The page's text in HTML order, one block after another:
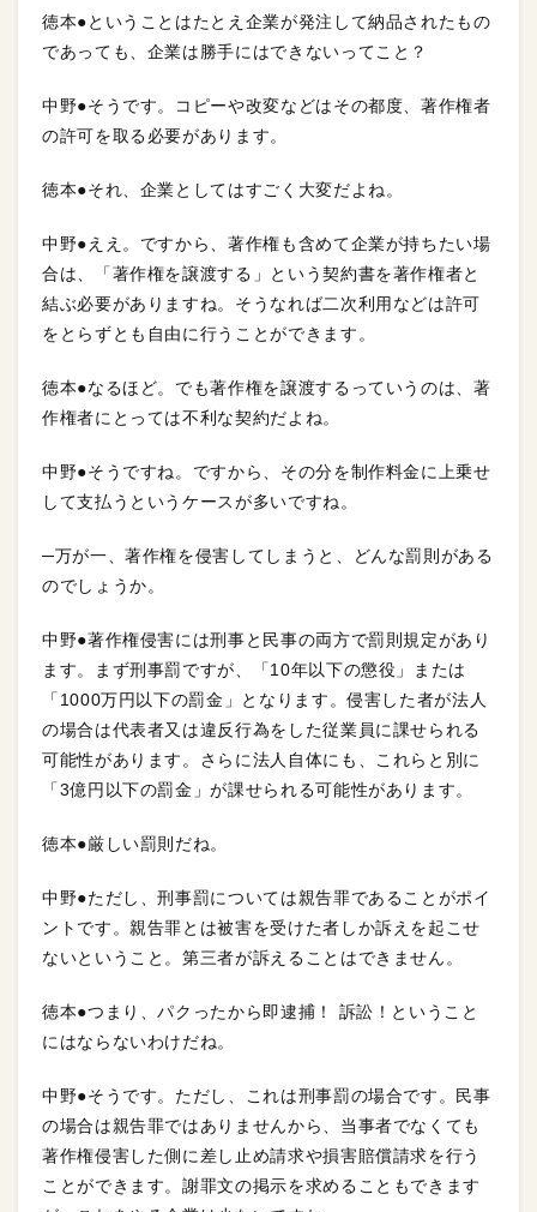
徳本●ということはたとえ企業が発注して納品されたもの
であっても、企業は勝手にはできないってこと？
中野●そうです。コピーや改変などはその都度、著作権者
の許可を取る必要があります。
徳本●それ、企業としてはすごく大変だよね。
中野●ええ。ですから、著作権も含めて企業が持ちたい場
合は、「著作権を譲渡する」という契約書を著作権者と
結ぶ必要がありますね。そうなれば二次利用などは許可
をとらずとも自由に行うことができます。
徳本●なるほど。でも著作権を譲渡するっていうのは、著
作権者にとっては不利な契約だよね。
中野●そうですね。ですから、その分を制作料金に上乗せ
して支払うというケースが多いですね。
─万が一、著作権を侵害してしまうと、どんな罰則がある
のでしょうか。
中野●著作権侵害には刑事と民事の両方で罰則規定があり
ます。まず刑事罰ですが、「10年以下の懲役」または
「1000万円以下の罰金」となります。侵害した者が法人
の場合は代表者又は違反行為をした従業員に課せられる
可能性があります。さらに法人自体にも、これらと別に
「3億円以下の罰金」が課せられる可能性があります。
徳本●厳しい罰則だね。
中野●ただし、刑事罰については親告罪であることがポイ
ントです。親告罪とは被害を受けた者しか訴えを起こせ
ないということ。第三者が訴えることはできません。
徳本●つまり、パクったから即逮捕！ 訴訟！ということ
にはならないわけだね。
中野●そうです。ただし、これは刑事罰の場合です。民事
の場合は親告罪ではありませんから、当事者でなくても
著作権侵害した側に差し止め請求や損害賠償請求を行う
ことができます。謝罪文の掲示を求めることもできます